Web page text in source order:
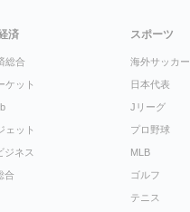
済
総合
ケット
ェット
ジネス
合
スポーツ
海外サッカー
日本代表
Jリーグ
プロ野球
MLB
ゴルフ
テニス